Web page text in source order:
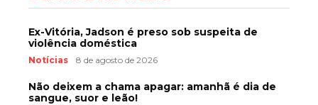
Ex-Vitória, Jadson é preso sob suspeita de
violência doméstica
Notícias 8 de agosto de 2026
Não deixem a chama apagar: amanhã é dia de
sangue, suor e leão!